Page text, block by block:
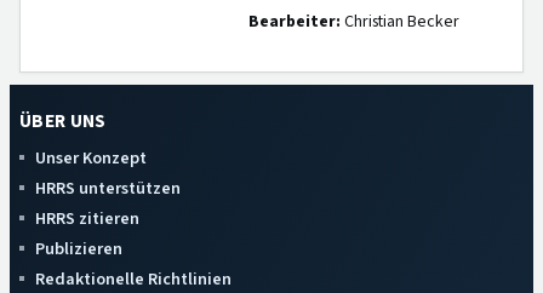
Bearbeiter: Christian Becker
ÜBER UNS
Unser Konzept
HRRS unterstützen
HRRS zitieren
Publizieren
Redaktionelle Richtlinien